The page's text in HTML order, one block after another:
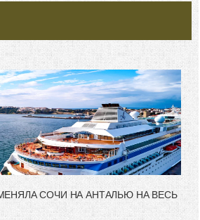
СОЧИ НА АНТАЛЬЮ НА ВЕСЬ